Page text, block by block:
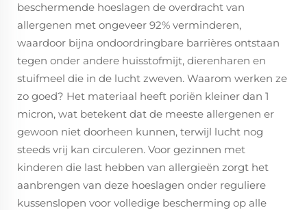
beschermende hoeslagen de overdracht van
allergenen met ongeveer 92% verminderen,
waardoor bijna ondoordringbare barrières ontstaan
tegen onder andere huisstofmijt, dierenharen en
stuifmeel die in de lucht zweven. Waarom werken ze
zo goed? Het materiaal heeft poriën kleiner dan 1
micron, wat betekent dat de meeste allergenen er
gewoon niet doorheen kunnen, terwijl lucht nog
steeds vrij kan circuleren. Voor gezinnen met
kinderen die last hebben van allergieën zorgt het
aanbrengen van deze hoeslagen onder reguliere
kussenslopen voor volledige bescherming op alle